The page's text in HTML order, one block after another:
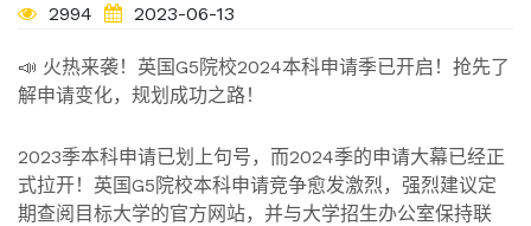
2994 2023-06-13
📣 火热来袭！英国G5院校2024本科申请季已开启！抢先了
解申请变化，规划成功之路！
2023季本科申请已划上句号，而2024季的申请大幕已经正
式拉开！英国G5院校本科申请竞争愈发激烈，强烈建议定
期查阅目标大学的官方网站，并与大学招生办公室保持联